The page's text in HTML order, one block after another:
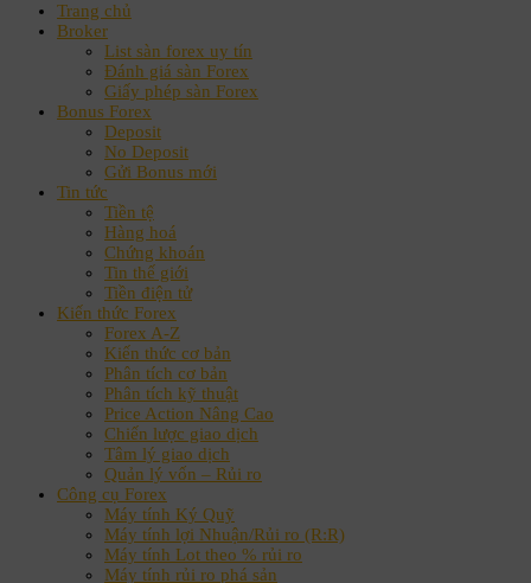
Trang chủ
Broker
List sàn forex uy tín
Đánh giá sàn Forex
Giấy phép sàn Forex
Bonus Forex
Deposit
No Deposit
Gửi Bonus mới
Tin tức
Tiền tệ
Hàng hoá
Chứng khoán
Tin thế giới
Tiền điện tử
Kiến thức Forex
Forex A-Z
Kiến thức cơ bản
Phân tích cơ bản
Phân tích kỹ thuật
Price Action Nâng Cao
Chiến lược giao dịch
Tâm lý giao dịch
Quản lý vốn – Rủi ro
Công cụ Forex
Máy tính Ký Quỹ
Máy tính lợi Nhuận/Rủi ro (R:R)
Máy tính Lot theo % rủi ro
Máy tính rủi ro phá sản